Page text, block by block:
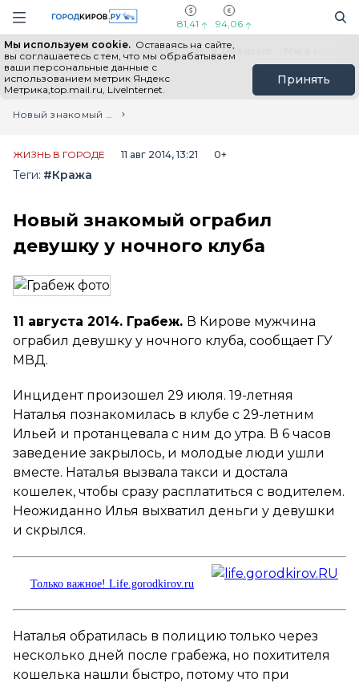
Навигация сайта
81,41 94,06
Мы используем cookie. Оставаясь на сайте,
вы соглашаетесь с тем, что мы обрабатываем
ваши персональные данные с
использованием метрик Яндекс
Метрика,top.mail.ru, LiveInternet.
Принять
Выборы - 2026 Все новости Мы в Telegram
Главная
Лента новостей
Новый знакомый ограбил девушку у ночного клуба
ЖИЗНЬ В ГОРОДЕ 11 авг 2014, 13:21 0+
Теги: #Кража
Новый знакомый ограбил
девушку у ночного клуба
11 августа 2014. Грабеж. В Кирове мужчина
ограбил девушку у ночного клуба, сообщает ГУ
МВД.
Инцидент произошел 29 июля. 19-летняя
Наталья познакомилась в клубе с 29-летним
Ильей и протанцевала с ним до утра. В 6 часов
заведение закрылось, и молодые люди ушли
вместе. Наталья вызвала такси и достала
кошелек, чтобы сразу расплатиться с водителем.
Неожиданно Илья выхватил деньги у девушки
и скрылся.
Только важное! Life.gorodkirov.ru
Наталья обратилась в полицию только через
несколько дней после грабежа, но похитителя
кошелька нашли быстро, потому что при